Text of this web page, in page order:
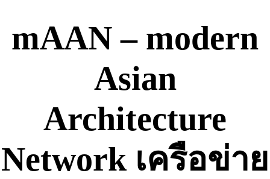
contentmAAN – modern
Asian
Architecture
Network เครือข่าย